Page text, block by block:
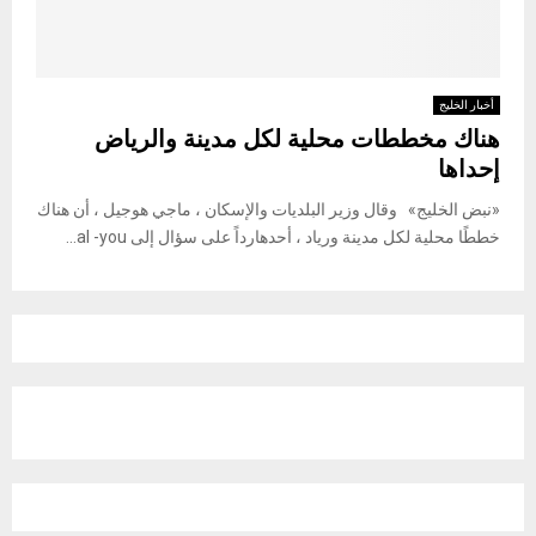
أخبار الخليج
هناك مخططات محلية لكل مدينة والرياض
إحداها
«نبض الخليج» وقال وزير البلديات والإسكان ، ماجي هوجيل ، أن هناك
خططًا محلية لكل مدينة ورياد ، أحدهارداً على سؤال إلى al -you...